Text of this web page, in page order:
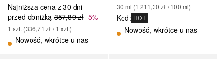
Najniższa cena z 30 dni
przed obniżką 357,89 zł-5%
1 szt. (336,71 zł / 1 szt.)
Nowość, wkrótce u nas
30 ml (1 211,30 zł / 100 ml)
Kod: HOT
Nowość, wkrótce u nas